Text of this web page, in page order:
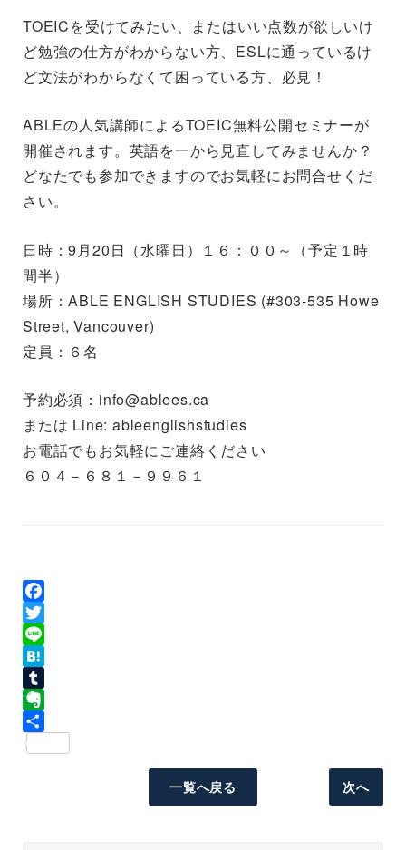
TOEICを受けてみたい、またはいい点数が欲しいけ
ど勉強の仕方がわからない方、ESLに通っているけ
ど文法がわからなくて困っている方、必見！
ABLEの人気講師によるTOEIC無料公開セミナーが
開催されます。英語を一から見直してみませんか？
どなたでも参加できますのでお気軽にお問合せくだ
さい。
日時：9月20日（水曜日）１６：００～（予定１時
間半）
場所：ABLE ENGLISH STUDIES (#303-535 Howe
Street, Vancouver)
定員：６名
予約必須：info@ablees.ca
または Line: ableenglishstudies
お電話でもお気軽にご連絡ください
６０４－６８１－９９６１
Facebook
Twitter
Line
Hatena
Tumblr
Evernote
一覧へ戻る
次へ